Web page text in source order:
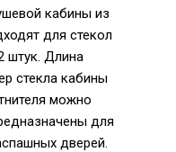
кабины из
для стекол
штук. Длина
стекла кабины
можно
для
дверей.